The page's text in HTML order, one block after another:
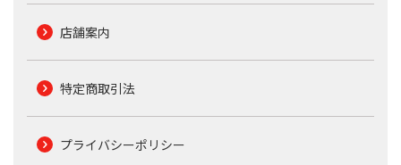
店舗案内
特定商取引法
プライバシーポリシー